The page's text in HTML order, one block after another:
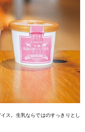
ス。生乳ならではのすっきりとし